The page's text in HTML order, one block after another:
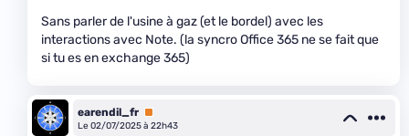
Sans parler de l'usine à gaz (et le bordel) avec les
interactions avec Note. (la syncro Office 365 ne se fait que
si tu es en exchange 365)
earendil_fr Premium
Le 02/07/2025 à 22h43